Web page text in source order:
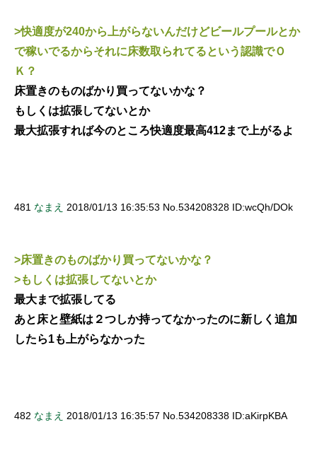
>快適度が240から上がらないんだけどビールプールとか
で稼いでるからそれに床数取られてるという認識でＯ
Ｋ？
床置きのものばかり買ってないかな？
もしくは拡張してないとか
最大拡張すれば今のところ快適度最高412まで上がるよ
481 なまえ 2018/01/13 16:35:53 No.534208328 ID:wcQh/DOk
>床置きのものばかり買ってないかな？
>もしくは拡張してないとか
最大まで拡張してる
あと床と壁紙は２つしか持ってなかったのに新しく追加
したら1も上がらなかった
482 なまえ 2018/01/13 16:35:57 No.534208338 ID:aKirpKBA